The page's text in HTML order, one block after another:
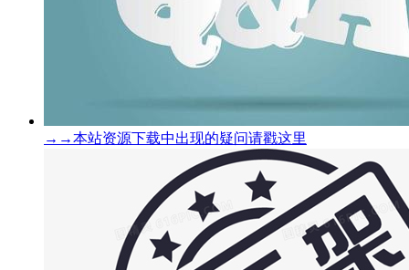
→→本站资源下载中出现的疑问请戳这里